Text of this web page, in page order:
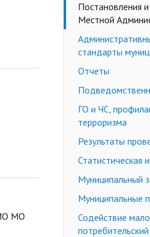
МО
Постановления
Местной
стандарты
Отчеты
ГО и ЧС,
терроризма
Результаты
Статистическая
Муниципальный
Муниципальные
Содействие